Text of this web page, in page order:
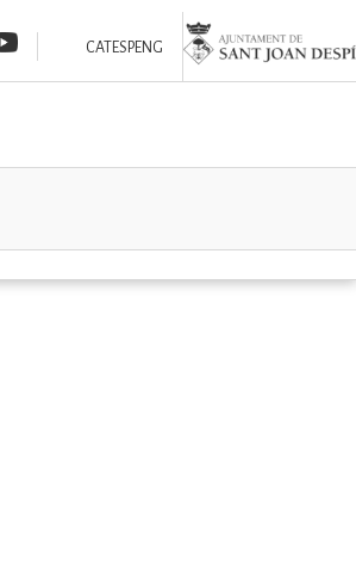
CAT ESPENG
Imatge